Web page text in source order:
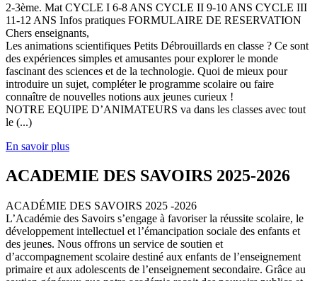
2-3ème. Mat CYCLE I 6-8 ANS CYCLE II 9-10 ANS CYCLE III
11-12 ANS Infos pratiques FORMULAIRE DE RESERVATION
Chers enseignants,
Les animations scientifiques Petits Débrouillards en classe ? Ce sont
des expériences simples et amusantes pour explorer le monde
fascinant des sciences et de la technologie. Quoi de mieux pour
introduire un sujet, compléter le programme scolaire ou faire
connaître de nouvelles notions aux jeunes curieux !
NOTRE EQUIPE D’ANIMATEURS va dans les classes avec tout
le (...)
En savoir plus
ACADEMIE DES SAVOIRS 2025-2026
ACADÉMIE DES SAVOIRS 2025 -2026
L’Académie des Savoirs s’engage à favoriser la réussite scolaire, le
développement intellectuel et l’émancipation sociale des enfants et
des jeunes. Nous offrons un service de soutien et
d’accompagnement scolaire destiné aux enfants de l’enseignement
primaire et aux adolescents de l’enseignement secondaire. Grâce au